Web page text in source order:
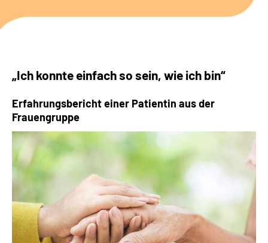
„Ich konnte einfach so sein, wie ich bin“
Erfahrungsbericht einer Patientin aus der
Frauengruppe